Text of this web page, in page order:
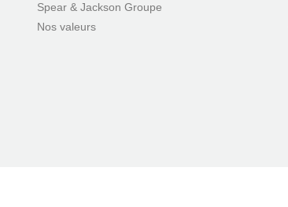
Spear & Jackson Groupe
Nos valeurs